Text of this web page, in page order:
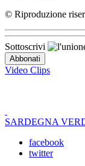
© Riproduzione
Sottoscrivi
Video Clips
SARDEGNA
facebook
twitter